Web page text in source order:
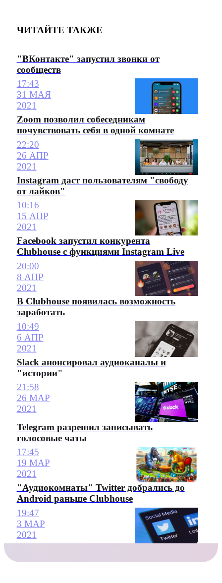
ЧИТАЙТЕ ТАКЖЕ
"ВКонтакте" запустил звонки от
сообществ
17:43
31 МАЯ
2021
Zoom позволил собеседникам
почувствовать себя в одной комнате
22:20
26 АПР
2021
Instagram даст пользователям "свободу
от лайков"
10:16
15 АПР
2021
Facebook запустил конкурента
Clubhouse с функциями Instagram Live
20:00
8 АПР
2021
В Clubhouse появилась возможность
заработать
10:49
6 АПР
2021
Slack анонсировал аудиоканалы и
"истории"
21:58
26 МАР
2021
Telegram разрешил записывать
голосовые чаты
17:45
19 МАР
2021
"Аудиокомнаты" Twitter добрались до
Android раньше Clubhouse
19:47
3 МАР
2021